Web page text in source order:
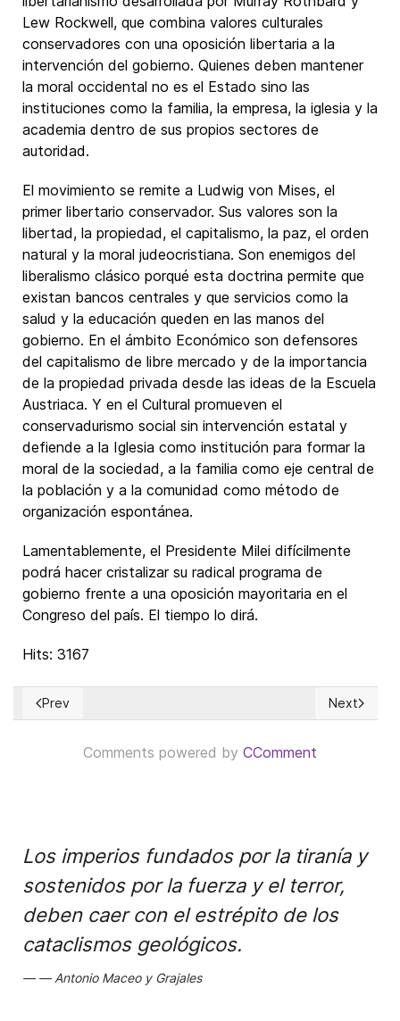
Lew Rockwell, que combina valores culturales
conservadores con una oposición libertaria a la
intervención del gobierno. Quienes deben mantener
la moral occidental no es el Estado sino las
instituciones como la familia, la empresa, la iglesia y la
academia dentro de sus propios sectores de
autoridad.
El movimiento se remite a Ludwig von Mises, el
primer libertario conservador. Sus valores son la
libertad, la propiedad, el capitalismo, la paz, el orden
natural y la moral judeocristiana. Son enemigos del
liberalismo clásico porqué esta doctrina permite que
existan bancos centrales y que servicios como la
salud y la educación queden en las manos del
gobierno. En el ámbito Económico son defensores
del capitalismo de libre mercado y de la importancia
de la propiedad privada desde las ideas de la Escuela
Austriaca. Y en el Cultural promueven el
conservadurismo social sin intervención estatal y
defiende a la Iglesia como institución para formar la
moral de la sociedad, a la familia como eje central de
la población y a la comunidad como método de
organización espontánea.
Lamentablemente, el Presidente Milei difícilmente
podrá hacer cristalizar su radical programa de
gobierno frente a una oposición mayoritaria en el
Congreso del país. El tiempo lo dirá.
Hits: 3167
Previous article: La liberalización del consumo de
Prev Next
Next
Comments powered by CComment
Los imperios fundados por la tiranía y
sostenidos por la fuerza y el terror,
deben caer con el estrépito de los
cataclismos geológicos.
Antonio Maceo y Grajales